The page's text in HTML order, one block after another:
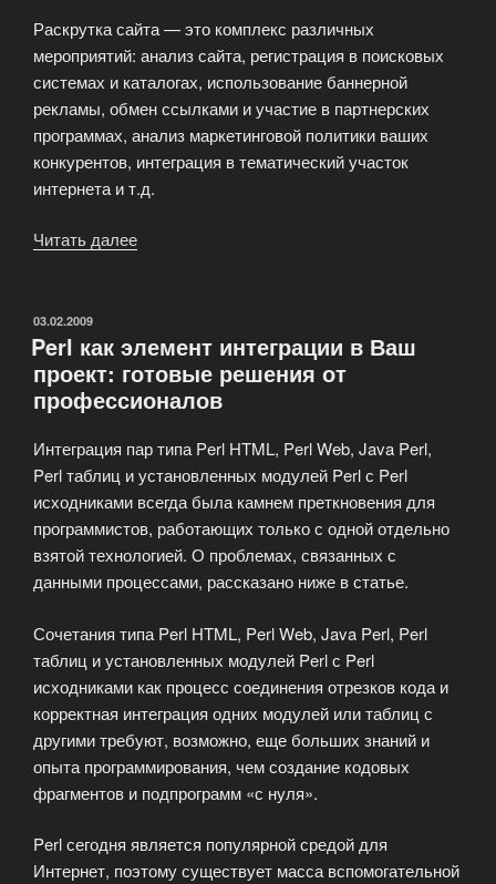
Раскрутка сайта — это комплекс различных
мероприятий: анализ сайта, регистрация в поисковых
системах и каталогах, использование баннерной
рекламы, обмен ссылками и участие в партнерских
программах, анализ маркетинговой политики ваших
конкурентов, интеграция в тематический участок
интернета и т.д.
Читать далее
ОПУБЛИКОВАНО
03.02.2009
Perl как элемент интеграции в Ваш
проект: готовые решения от
профессионалов
Интеграция пар типа Perl HTML, Perl Web, Java Perl,
Perl таблиц и установленных модулей Perl с Perl
исходниками всегда была камнем преткновения для
программистов, работающих только с одной отдельно
взятой технологией. О проблемах, связанных с
данными процессами, рассказано ниже в статье.
Сочетания типа Perl HTML, Perl Web, Java Perl, Perl
таблиц и установленных модулей Perl с Perl
исходниками как процесс соединения отрезков кода и
корректная интеграция одних модулей или таблиц с
другими требуют, возможно, еще больших знаний и
опыта программирования, чем создание кодовых
фрагментов и подпрограмм «с нуля».
Perl сегодня является популярной средой для
Интернет, поэтому существует масса вспомогательной